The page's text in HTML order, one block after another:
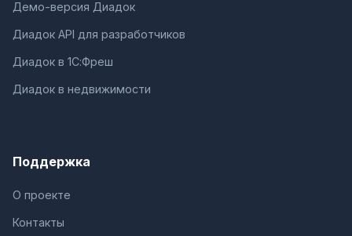
Демо-версия Диадок
Диадок API для разработчиков
Диадок в 1С:Фреш
Диадок в недвижимости
Поддержка
О проекте
Контакты